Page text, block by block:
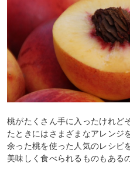
桃がたくさん手に入ったけれど
たときにはさまざまなアレンジ
余った桃を使った人気のレシピ
美味しく食べられるものもある